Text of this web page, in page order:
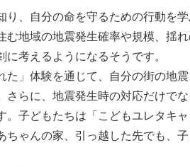
、自分の命を守るための行動を学
地域の地震発生確率や規模、揺
考えるようになるそうです。
た」体験を通じて、自分の街の地
さらに、地震発生時の対応だけで
。子どもたちは「こどもユレタキ
ゃんの家、引っ越した先でも、